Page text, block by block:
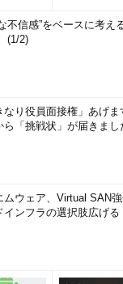
不信感”をベースに考え
(1/2)
なり役員面接権」あげ
ら「挑戦状」が届きまし
ムウェア、Virtual SAN
インフラの選択肢広げる